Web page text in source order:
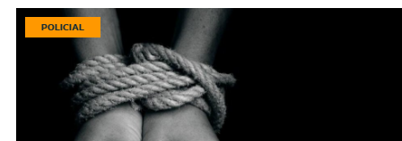
POLICIAL